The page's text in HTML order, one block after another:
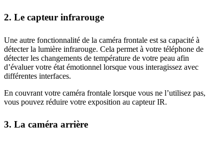
2. Le capteur infrarouge
Une autre fonctionnalité de la caméra frontale est sa capacité à
détecter la lumière infrarouge. Cela permet à votre téléphone de
détecter les changements de température de votre peau afin
d’évaluer votre état émotionnel lorsque vous interagissez avec
différentes interfaces.
En couvrant votre caméra frontale lorsque vous ne l’utilisez pas,
vous pouvez réduire votre exposition au capteur IR.
3. La caméra arrière